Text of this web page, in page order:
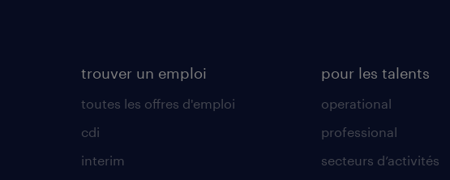
trouver un emploi
toutes les offres d'emploi
cdi
interim
pour les talents
operational
professional
secteurs d’activités